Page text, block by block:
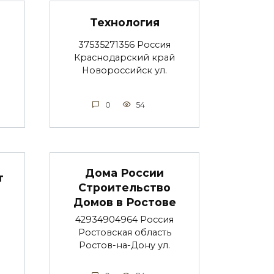
Технология
37535271356 Россия
Краснодарский край
Новороссийск ул.
0 54
Дома России
Строительство
Домов в Ростове
42934904964 Россия
Ростовская область
Ростов-на-Дону ул.